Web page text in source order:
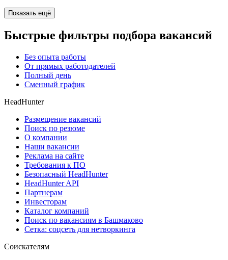
Показать ещё
Быстрые фильтры подбора вакансий
Без опыта работы
От прямых работодателей
Полный день
Сменный график
HeadHunter
Размещение вакансий
Поиск по резюме
О компании
Наши вакансии
Реклама на сайте
Требования к ПО
Безопасный HeadHunter
HeadHunter API
Партнерам
Инвесторам
Каталог компаний
Поиск по вакансиям в Башмаково
Сетка: соцсеть для нетворкинга
Соискателям